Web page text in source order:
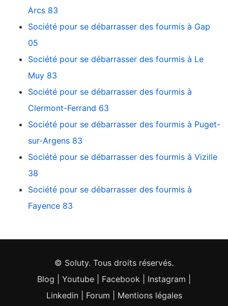
Arcs 83
Société pour se débarrasser des fourmis à Gap
05
Société pour se débarrasser des fourmis à Le
Muy 83
Société pour se débarrasser des fourmis à
Clermont-Ferrand 63
Société pour se débarrasser des fourmis à Puget-
sur-Argens 83
Société pour se débarrasser des fourmis à Vizille
38
Société pour se débarrasser des fourmis à
Fayence 83
© Soluty. Tous droits réservés.
Blog
Youtube Facebook Instagram
Linkedin| Forum Mentions légales